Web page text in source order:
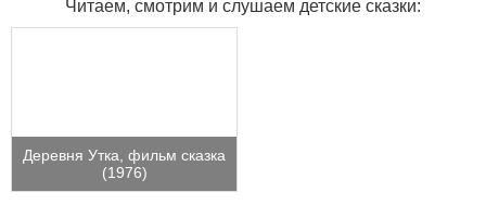
Читаем, смотрим и слушаем детские сказки:
Деревня Утка, фильм сказка
(1976)